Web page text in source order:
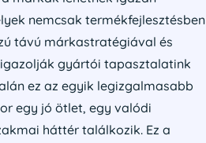
nemcsak termékfejlesztésben
távú márkastratégiával és
gyártói tapasztalatink
ez az egyik legizgalmasabb
egy jó ötlet, egy valódi
háttér találkozik. Ez a